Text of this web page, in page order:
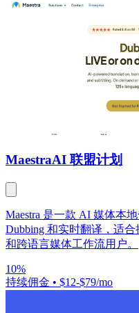
MaestraAI 联盟计划
Maestra 是一款 AI 媒体本
Dubbing 和实时翻译，适
和跨语言媒体工作流用户。
10%
持续佣金 • $12-$79/mo